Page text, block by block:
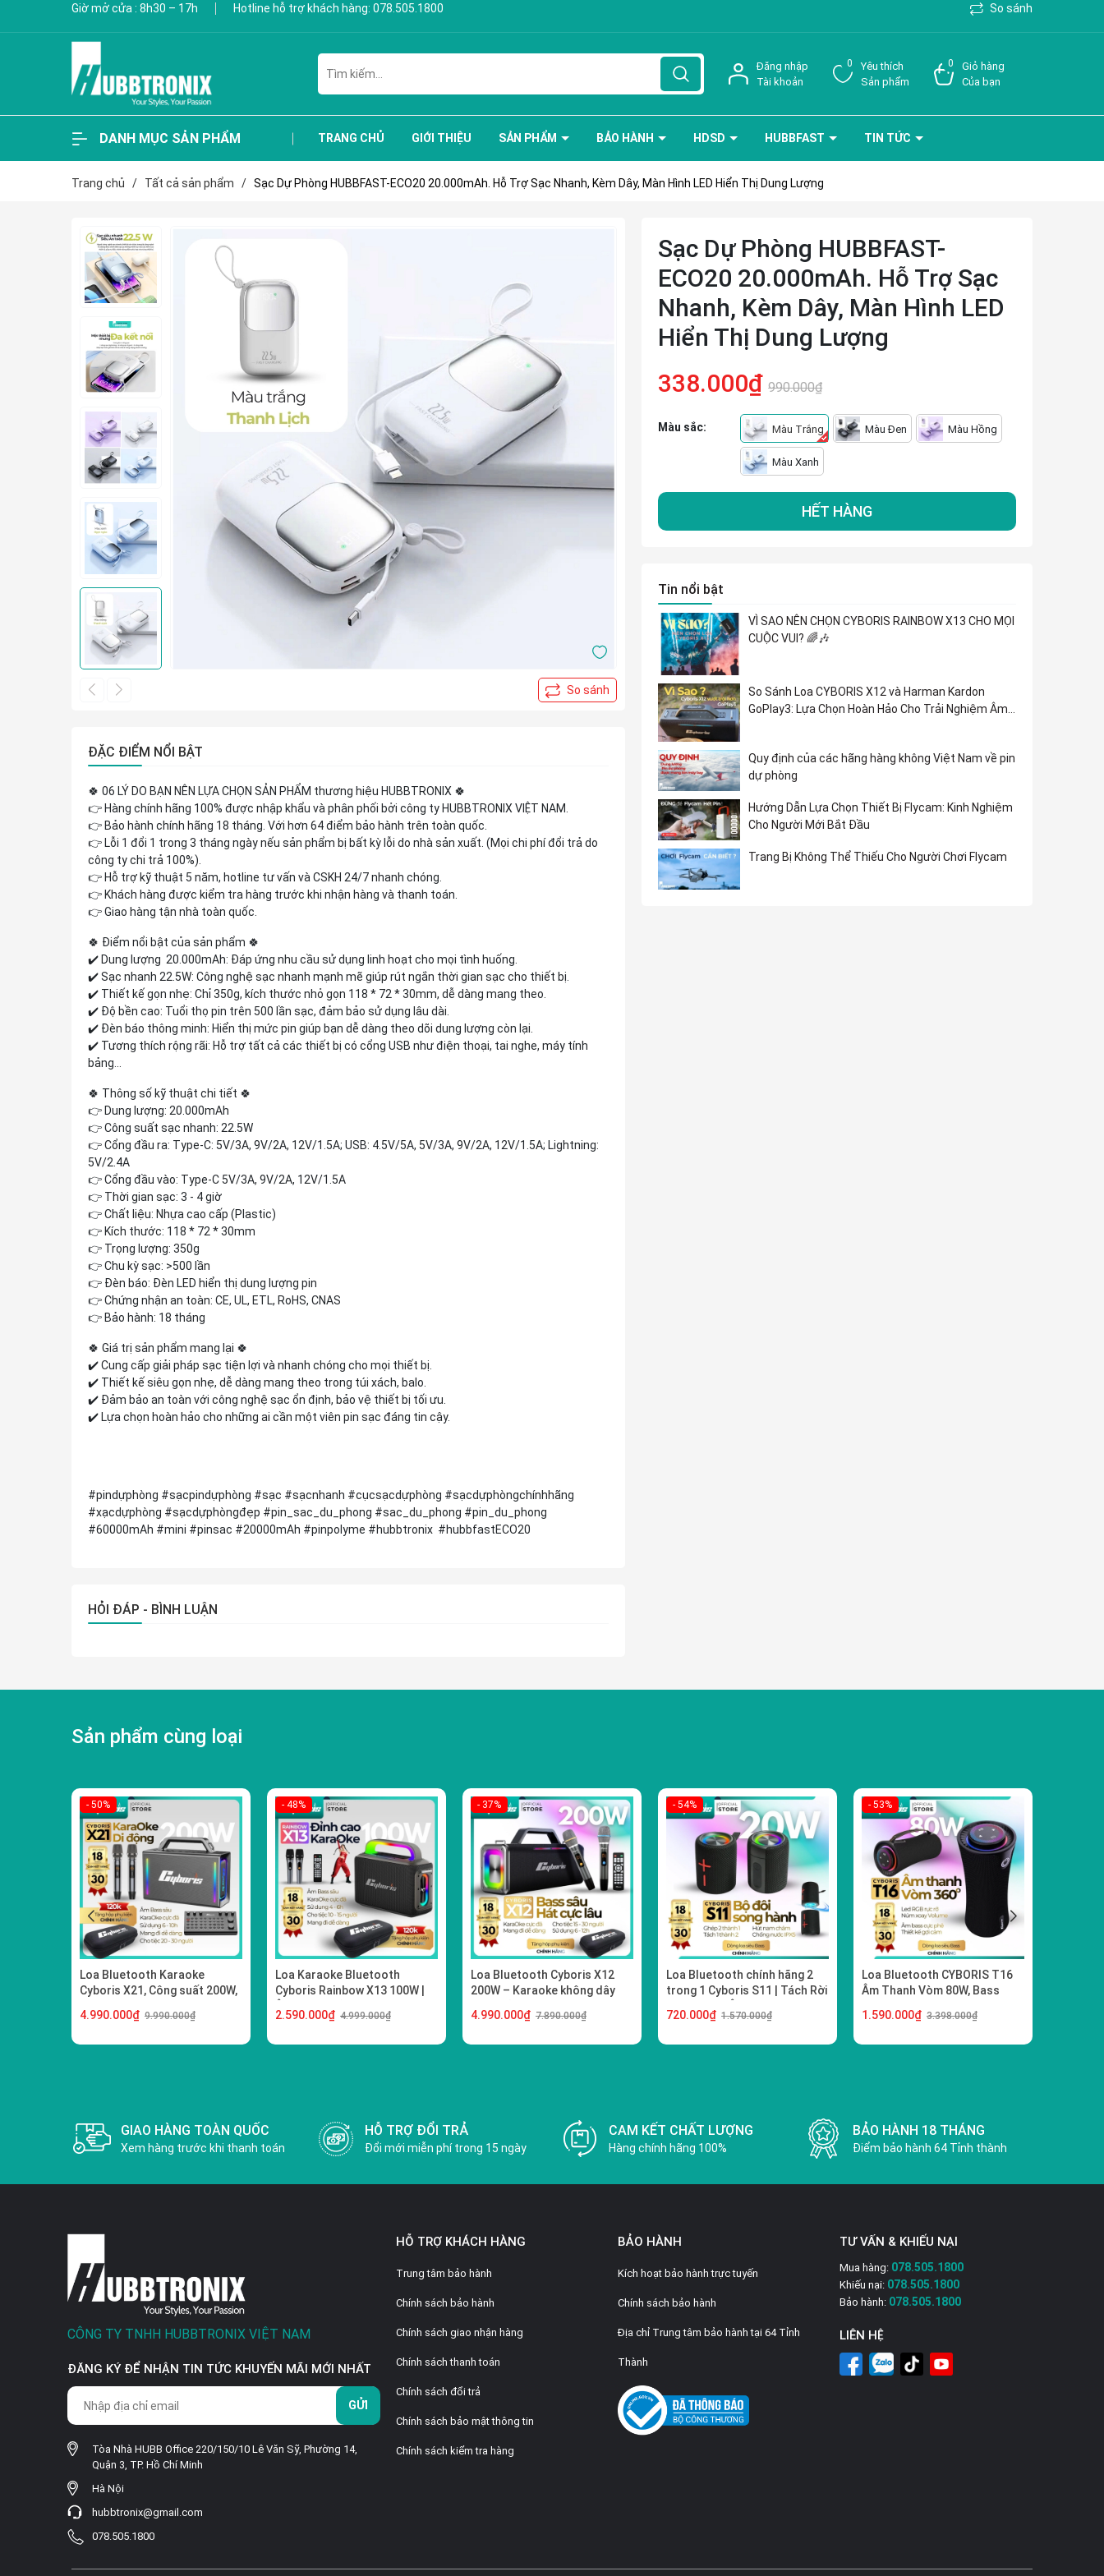
Giờ mở cửa : 8h30 – 17h Hotline hỗ trợ khách hàng: 078.505.1800 So sánh
Đăng nhập
Tài khoản
0
Yêu thích
Sản phẩm
0
Giỏ hàng
Của bạn
DANH MỤC SẢN PHẨM TRANG CHỦ GIỚI THIỆU SẢN PHẨM BẢO HÀNH HDSD HUBBFAST TIN TỨC
Trang chủ / Tất cả sản phẩm / Sạc Dự Phòng HUBBFAST-ECO20 20.000mAh. Hỗ Trợ Sạc Nhanh, Kèm Dây, Màn Hình LED Hiển Thị Dung Lượng
ĐẶC ĐIỂM NỔI BẬT
🍀 06 LÝ DO BẠN NÊN LỰA CHỌN SẢN PHẨM thương hiệu HUBBTRONIX 🍀
👉 Hàng chính hãng 100% được nhập khẩu và phân phối bởi công ty HUBBTRONIX VIỆT NAM.
👉 Bảo hành chính hãng 18 tháng. Với hơn 64 điểm bảo hành trên toàn quốc.
👉 Lỗi 1 đổi 1 trong 3 tháng ngày nếu sản phẩm bị bất kỳ lỗi do nhà sản xuất. (Mọi chi phí đổi trả do
công ty chi trả 100%).
👉 Hỗ trợ kỹ thuật 5 năm, hotline tư vấn và CSKH 24/7 nhanh chóng.
👉 Khách hàng được kiểm tra hàng trước khi nhận hàng và thanh toán.
👉 Giao hàng tận nhà toàn quốc.
🍀 Điểm nổi bật của sản phẩm 🍀
✔️ Dung lượng 20.000mAh: Đáp ứng nhu cầu sử dụng linh hoạt cho mọi tình huống.
✔️ Sạc nhanh 22.5W: Công nghệ sạc nhanh mạnh mẽ giúp rút ngắn thời gian sạc cho thiết bị.
✔️ Thiết kế gọn nhẹ: Chỉ 350g, kích thước nhỏ gọn 118 * 72 * 30mm, dễ dàng mang theo.
✔️ Độ bền cao: Tuổi thọ pin trên 500 lần sạc, đảm bảo sử dụng lâu dài.
✔️ Đèn báo thông minh: Hiển thị mức pin giúp bạn dễ dàng theo dõi dung lượng còn lại.
✔️ Tương thích rộng rãi: Hỗ trợ tất cả các thiết bị có cổng USB như điện thoại, tai nghe, máy tính
bảng...
🍀 Thông số kỹ thuật chi tiết 🍀
👉 Dung lượng: 20.000mAh
👉 Công suất sạc nhanh: 22.5W
👉 Cổng đầu ra: Type-C: 5V/3A, 9V/2A, 12V/1.5A; USB: 4.5V/5A, 5V/3A, 9V/2A, 12V/1.5A; Lightning:
5V/2.4A
👉 Cổng đầu vào: Type-C 5V/3A, 9V/2A, 12V/1.5A
👉 Thời gian sạc: 3 - 4 giờ
👉 Chất liệu: Nhựa cao cấp (Plastic)
👉 Kích thước: 118 * 72 * 30mm
👉 Trọng lượng: 350g
👉 Chu kỳ sạc: >500 lần
👉 Đèn báo: Đèn LED hiển thị dung lượng pin
👉 Chứng nhận an toàn: CE, UL, ETL, RoHS, CNAS
👉 Bảo hành: 18 tháng
🍀 Giá trị sản phẩm mang lại 🍀
✔️ Cung cấp giải pháp sạc tiện lợi và nhanh chóng cho mọi thiết bị.
✔️ Thiết kế siêu gọn nhẹ, dễ dàng mang theo trong túi xách, balo.
✔️ Đảm bảo an toàn với công nghệ sạc ổn định, bảo vệ thiết bị tối ưu.
✔️ Lựa chọn hoàn hảo cho những ai cần một viên pin sạc đáng tin cậy.
#pindựphòng #sạcpindựphòng #sạc #sạcnhanh #cụcsạcdựphòng #sạcdựphòngchínhhãng
#xạcdựphòng #sạcdựphòngđẹp #pin_sac_du_phong #sac_du_phong #pin_du_phong
#60000mAh #mini #pinsac #20000mAh #pinpolyme #hubbtronix #hubbfastECO20
HỎI ĐÁP - BÌNH LUẬN
Sạc Dự Phòng HUBBFAST-
ECO20 20.000mAh. Hỗ Trợ Sạc
Nhanh, Kèm Dây, Màn Hình LED
Hiển Thị Dung Lượng
338.000₫ 990.000₫
Màu sắc: Màu Trắng Màu Đen Màu Hồng
Màu Xanh
HẾT HÀNG
Tin nổi bật
VÌ SAO NÊN CHỌN CYBORIS RAINBOW X13 CHO MỌI
CUỘC VUI? 🌈🎶
So Sánh Loa CYBORIS X12 và Harman Kardon
GoPlay3: Lựa Chọn Hoàn Hảo Cho Trải Nghiệm Âm
Quy định của các hãng hàng không Việt Nam về pin
dự phòng
Hướng Dẫn Lựa Chọn Thiết Bị Flycam: Kinh Nghiệm
Cho Người Mới Bắt Đầu
Trang Bị Không Thể Thiếu Cho Người Chơi Flycam
Sản phẩm cùng loại
- 50%
Loa Bluetooth Karaoke
Cyboris X21, Công suất 200W,
IPX6, Pin 20000mAh.
4.990.000₫ 9.990.000₫
- 48%
Loa Karaoke Bluetooth
Cyboris Rainbow X13 100W |
2.590.000₫ 4.999.000₫
- 37%
Loa Bluetooth Cyboris X12
200W – Karaoke không dây
4.990.000₫ 7.890.000₫
- 54%
Loa Bluetooth chính hãng 2
trong 1 Cyboris S11 | Tách Rời
720.000₫ 1.570.000₫
- 53%
Loa Bluetooth CYBORIS T16
Âm Thanh Vòm 80W, Bass
IPX5, Hỗ Trợ TWS, USB, TF,
1.590.000₫ 3.398.000₫
GIAO HÀNG TOÀN QUỐC
Xem hàng trước khi thanh toán
HỖ TRỢ ĐỔI TRẢ
Đổi mới miễn phí trong 15 ngày
CAM KẾT CHẤT LƯỢNG
Hàng chính hãng 100%
BẢO HÀNH 18 THÁNG
Điểm bảo hành 64 Tỉnh thành
CÔNG TY TNHH HUBBTRONIX VIỆT NAM
ĐĂNG KÝ ĐỂ NHẬN TIN TỨC KHUYẾN MÃI MỚI NHẤT
GỬI
Tòa Nhà HUBB Office 220/150/10 Lê Văn Sỹ, Phường 14,
Quận 3, TP. Hồ Chí Minh
Hà Nội
hubbtronix@gmail.com
078.505.1800
HỖ TRỢ KHÁCH HÀNG
Trung tâm bảo hành
Chính sách bảo hành
Chính sách giao nhận hàng
Chính sách thanh toán
Chính sách đổi trả
Chính sách bảo mật thông tin
Chính sách kiểm tra hàng
BẢO HÀNH
Kích hoạt bảo hành trực tuyến
Chính sách bảo hành
Địa chỉ Trung tâm bảo hành tại 64 Tỉnh
Thành
TƯ VẤN & KHIẾU NẠI
Mua hàng: 078.505.1800
Khiếu nại: 078.505.1800
Bảo hành: 078.505.1800
LIÊN HỆ